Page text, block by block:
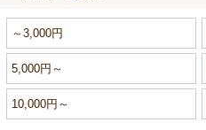
～3,000円
5,000円～
10,000円～